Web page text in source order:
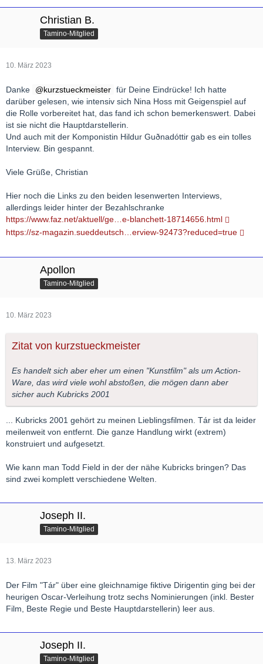
Christian B.
Tamino-Mitglied
10. März 2023
Danke kurzstueckmeister für Deine Eindrücke! Ich hatte
darüber gelesen, wie intensiv sich Nina Hoss mit Geigenspiel auf
die Rolle vorbereitet hat, das fand ich schon bemerkenswert. Dabei
ist sie nicht die Hauptdarstellerin.
Und auch mit der Komponistin Hildur Guðnadóttir gab es ein tolles
Interview. Bin gespannt.
Viele Grüße, Christian
Hier noch die Links zu den beiden lesenwerten Interviews,
allerdings leider hinter der Bezahlschranke
https://www.faz.net/aktuell/ge…e-blanchett-18714656.html
https://sz-magazin.sueddeutsch…erview-92473?reduced=true
Apollon
Tamino-Mitglied
10. März 2023
Zitat von kurzstueckmeister
Es handelt sich aber eher um einen "Kunstfilm" als um Action-
Ware, das wird viele wohl abstoßen, die mögen dann aber
sicher auch Kubricks 2001
... Kubricks 2001 gehört zu meinen Lieblingsfilmen. Tár ist da leider
meilenweit von entfernt. Die ganze Handlung wirkt (extrem)
konstruiert und aufgesetzt.
Wie kann man Todd Field in der der nähe Kubricks bringen? Das
sind zwei komplett verschiedene Welten.
Joseph II.
Tamino-Mitglied
13. März 2023
Der Film "Tár" über eine gleichnamige fiktive Dirigentin ging bei der
heurigen Oscar-Verleihung trotz sechs Nominierungen (inkl. Bester
Film, Beste Regie und Beste Hauptdarstellerin) leer aus.
Joseph II.
Tamino-Mitglied